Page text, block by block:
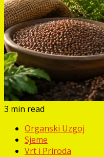
3 min read
Organski Uzgoj
Sjeme
Vrt i Priroda